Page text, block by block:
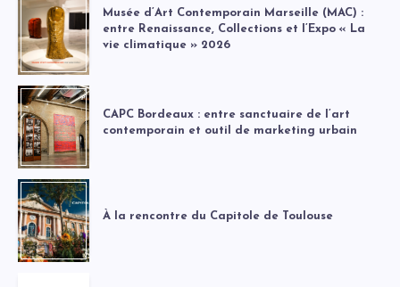
Musée d’Art Contemporain Marseille (MAC) :
entre Renaissance, Collections et l’Expo « La
vie climatique » 2026
CAPC Bordeaux : entre sanctuaire de l’art
contemporain et outil de marketing urbain
À la rencontre du Capitole de Toulouse